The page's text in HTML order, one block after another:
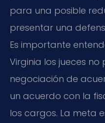
para una posible
presentar una
Es importante
Virginia los jueces
negociación de
un acuerdo con la
los cargos. La meta